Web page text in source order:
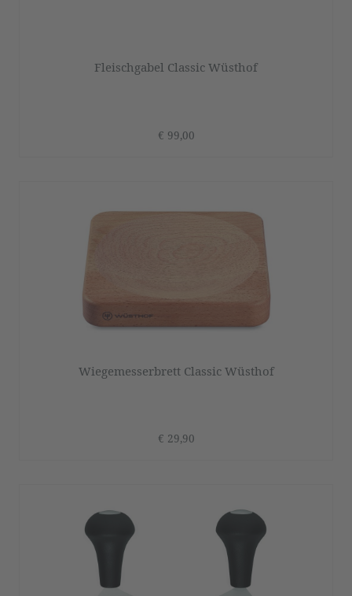
Fleischgabel Classic Wüsthof
€ 99,00
Wiegemesserbrett Classic Wüsthof
€ 29,90